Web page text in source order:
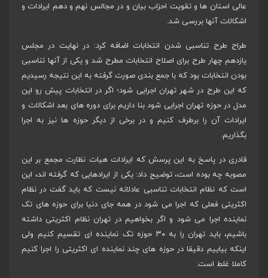
عالی استان ها و تقویت احزاب بیان و در مجالس نهم و دهم ایرادات و
اشکالات آنها بررسی شد.
طراح طرح تناسبی شدن انتخابات اضافه کرد: در نهایت در مجلس
یازدهم چهار طرح برای اصلاح انتخابات مطرح شد و یکی از آنها تناسبی
بودن انتخابات بود که با جمع بندی صورت گرفته به این نتیجه رسیدیم
که این طرح در شهر تهران اجرایی شود؛ اگر در انتخابات پیش رو این
مدل در حوزه تهران اجرایی شود بنا داریم برای دوره های بعد اشکالات و
ایرادات آن را برطرف کنیم و در برخی از دیگر حوزه ها نیز به اجرا
بگذاریم.
قادری در پاسخ به این پرسش که ایرادات هیات نظارت مجمع بر این
مصوبه چه بوده است، توضیح داد: یکی از ایرادهایی که گرفته اند، این
است که نظام انتخابات تناسبی عادلانه نیست که باید گفت در نظام
اکثریتی فعلی که اجرا می شود در همه جای دنیا برای حوزه های تک
نماینده اجرا می شود و اگر بخواهیم در تهران نظام اکثریتی داشته
باشیم، باید تهران را به ۳۰ حوزه تک نماینده ای تقسیم کنیم ولی
اینکه بیاییم دقیقا در حوزه های چند نماینده ای اکثریتی را اجرا کنیم
کاملا غلط است.